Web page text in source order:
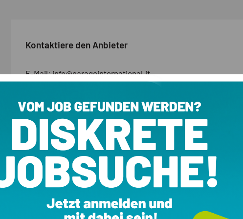
Kontaktiere den Anbieter
E-Mail:info@garageinternational.it
Telefon:0474 555823
E-MAIL SENDEN
ANRUFEN